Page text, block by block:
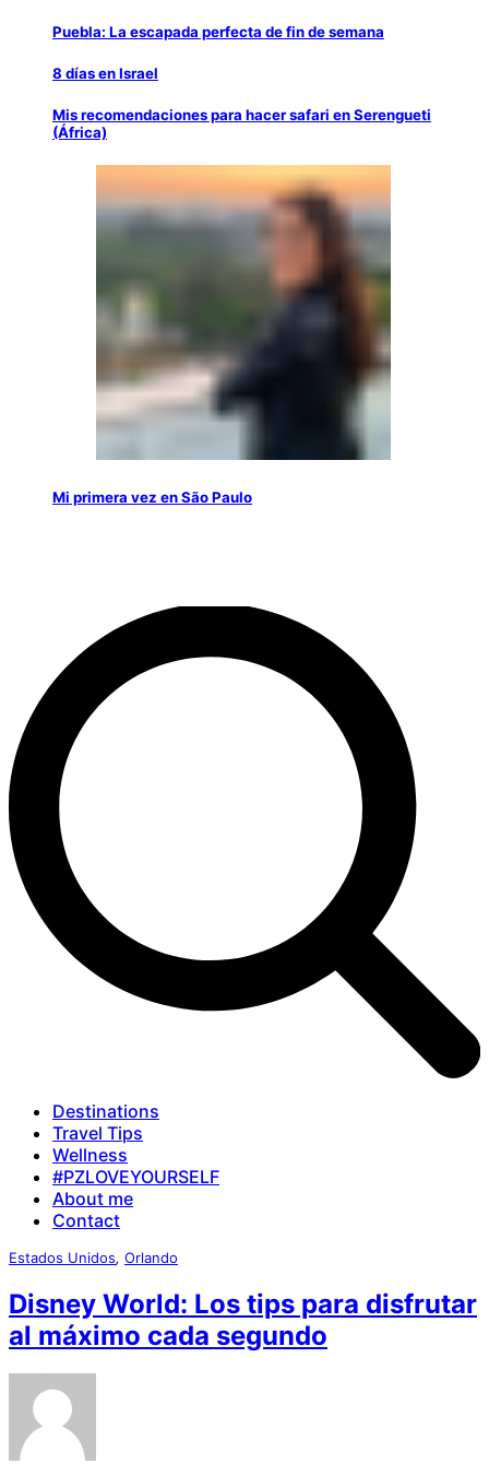
Puebla: La escapada perfecta de fin de semana
8 días en Israel
Mis recomendaciones para hacer safari en Serengueti
(África)
Mi primera vez en São Paulo
Destinations
Travel Tips
Wellness
#PZLOVEYOURSELF
About me
Contact
Estados Unidos, Orlando
Disney World: Los tips para disfrutar
al máximo cada segundo